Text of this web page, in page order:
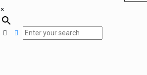
×